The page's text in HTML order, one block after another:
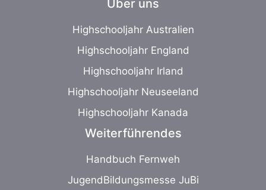
Über uns
Highschooljahr Australien
Highschooljahr England
Highschooljahr Irland
Highschooljahr Neuseeland
Highschooljahr Kanada
Weiterführendes
Handbuch Fernweh
JugendBildungsmesse JuBi